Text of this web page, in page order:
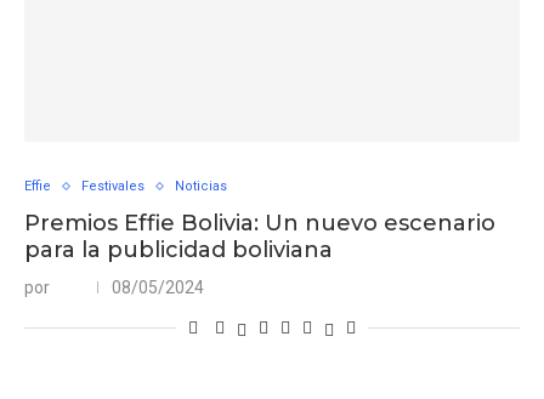
Effie Festivales Noticias
Premios Effie Bolivia: Un nuevo escenario
para la publicidad boliviana
por 08/05/2024